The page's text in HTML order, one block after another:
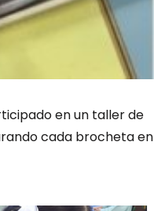
en un taller de
cada brocheta en